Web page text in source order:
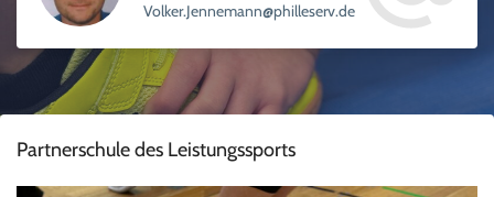
ed.vre
sellihp@nnamenneJ.rekloV
Partnerschule des Leistungssports